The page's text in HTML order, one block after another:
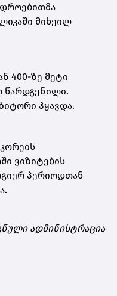
მიხეილ
400-ზე მეტი
წარდგენილი.
ჰყავდა.
ვიზიტების
პერიოდთან
ადმინისტრაცია